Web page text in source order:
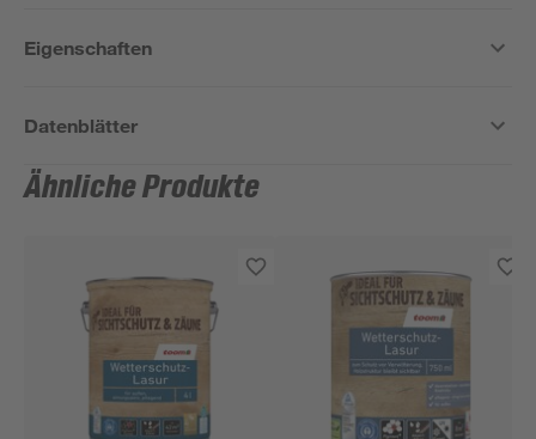
Eigenschaften
Datenblätter
Ähnliche Produkte